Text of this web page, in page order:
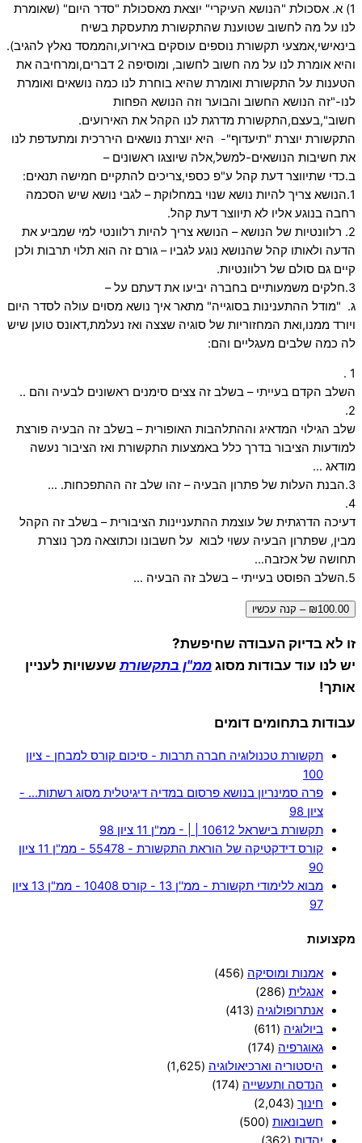
1) א. אסכולת "הנושא העיקרי" יוצאת מאסכולת "סדר היום" (שאומרת
לנו על מה לחשוב שטוענת שהתקשורת מתעסקת בשיח
בינאישי,אמצעי תקשורת נוספים עוסקים באירוע,והממסד נאלץ להגיב).
והיא אומרת לנו על מה חשוב לחשוב, ומוסיפה 2 דברים,ומרחיבה את
הטענות על התקשורת ואומרת שהיא בוחרת לנו כמה נושאים ואומרת
לנו-"זה הנושא החשוב והבוער וזה הנושא הפחות
חשוב",בעצם,התקשורת מדרגת לנו הקהל את האירועים.
התקשורת יוצרת "תיעדוף"- היא יוצרת נושאים היררכית ומתעדפת לנו
את חשיבות הנושאים-למשל,אלה שיוצגו ראשונים –
ב.כדי שתיווצר דעת קהל ע"פ כספי,צריכים להתקיים חמישה תנאים:
1.הנושא צריך להיות נושא שנוי במחלוקת – לגבי נושא שיש הסכמה
רחבה בנוגע אליו לא תיווצר דעת קהל.
2. רלוונטיות של הנושא – הנושא צריך להיות רלוונטי למי שמביע את
הדעה ולאותו קהל שהנושא נוגע לגביו – גורם זה הוא תלוי תרבות ולכן
קיים גם סולם של רלוונטיות.
3.חלקים משמעותיים בחברה יביעו את דעתם על –
ג. "מודל ההתענינות בסוגייה" מתאר איך נושא מסוים עולה לסדר היום
ויורד ממנו,ואת המחזוריות של סוגיה שצצה ואז נעלמת,דאונס טוען שיש
לה כמה שלבים מעגליים והם:
1 .
השלב הקדם בעייתי – בשלב זה צצים סימנים ראשונים לבעיה והם ..
2.
שלב הגילוי המדאיג וההתלהבות האופורית – בשלב זה הבעיה פורצת
למודעות הציבור בדרך כלל באמצעות התקשורת ואז הציבור נעשה
מודאג …
3.הבנת העלות של פתרון הבעיה – זהו שלב זה ההתפכחות. …
4.
דעיכה הדרגתית של עוצמת ההתעניינות הציבורית – בשלב זה הקהל
מבין, שפתרון הבעיה עשוי לבוא על חשבונו וכתוצאה מכך נוצרת
תחושה של אכזבה…
5.השלב הפוסט בעייתי – בשלב זה הבעיה …
₪100.00 – קנה עכשיו
זו לא בדיוק העבודה שחיפשת?
יש לנו עוד עבודות מסוגממ"ן בתקשורת שעשויות לעניין
אותך!
עבודות בתחומים דומים
תקשורת טכנולוגיה חברה תרבות - סיכום קורס למבחן - ציון
100
פרה סמינריון בנושא פרסום במדיה דיגיטלית מסוג רשתות… -
ציון 98
תקשורת בישראל 10612 | | - ממ"ן 11 ציון 98
קורס דידקטיקה של הוראת התקשורת - 55478 - ממ"ן 11 ציון
90
מבוא ללימודי תקשורת - ממ''ן 13 - קורס 10408 - ממ"ן 13 ציון
97
מקצועות
אמנות ומוסיקה (456)
אנגלית (286)
אנתרופולוגיה (413)
ביולוגיה (611)
גאוגרפיה (174)
היסטוריה וארכיאולוגיה (1,625)
הנדסה ותעשייה (174)
חינוך (2,043)
חשבונאות (500)